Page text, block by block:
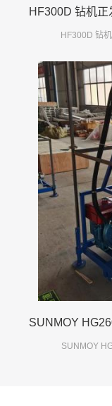
HF300D 钻机正
HF300D 钻
SUNMOY
SUNMOY